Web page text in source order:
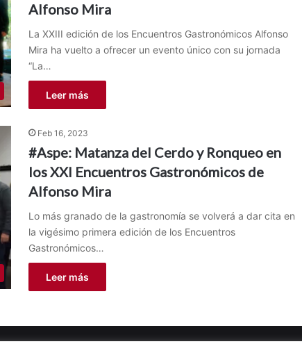
Alfonso Mira
La XXIII edición de los Encuentros Gastronómicos Alfonso
Mira ha vuelto a ofrecer un evento único con su jornada
“La…
Leer más
Feb 16, 2023
#Aspe: Matanza del Cerdo y Ronqueo en
los XXI Encuentros Gastronómicos de
Alfonso Mira
Lo más granado de la gastronomía se volverá a dar cita en
la vigésimo primera edición de los Encuentros
Gastronómicos…
Leer más